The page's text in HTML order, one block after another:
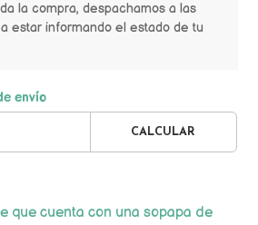
la compra, despachamos a las
estar informando el estado de tu
envío
CALCULAR
que cuenta con una sopapa de